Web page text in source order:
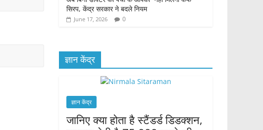
सिरप, केंद्र सरकार ने बदले नियम
June 17, 2026 0
ज्ञान केंद्र
ज्ञान केंद्र
जानिए क्या होता है स्टैंडर्ड डिडक्शन,